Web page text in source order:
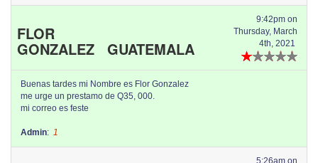
FLOR
GONZALEZ GUATEMALA
9:42pm on
Thursday, March
4th, 2021
Buenas tardes mi Nombre es Flor Gonzalez
me urge un prestamo de Q35, 000.
mi correo es feste
Admin: 1
5:26am on